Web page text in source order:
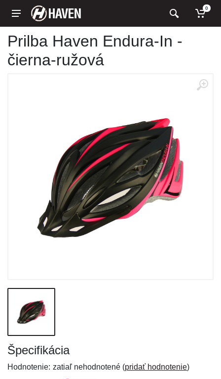
0
Prilba Haven Endura-In -
čierna-ružová
Špecifikácia
Hodnotenie: zatiaľ nehodnotené (pridať hodnotenie)